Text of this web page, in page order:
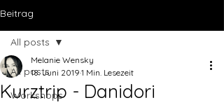
Beitrag
All posts
Workshops
All posts
Kurztrip - Danidori
Melanie Wensky
18. Juni 2019 1 Min. Lesezeit